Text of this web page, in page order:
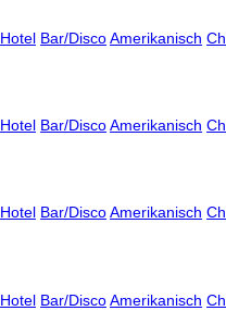
Hotel Bar/Disco Amerikanisch
Hotel Bar/Disco Amerikanisch
Hotel Bar/Disco Amerikanisch
Hotel Bar/Disco Amerikanisch